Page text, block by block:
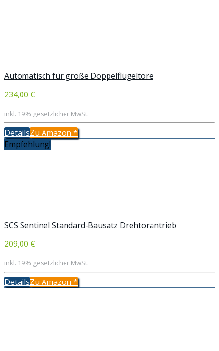
Automatisch für große Doppelflügeltore
234,00 €
inkl. 19% gesetzlicher MwSt.
DetailsZu Amazon *
Empfehlung!
SCS Sentinel Standard-Bausatz Drehtorantrieb
209,00 €
inkl. 19% gesetzlicher MwSt.
DetailsZu Amazon *